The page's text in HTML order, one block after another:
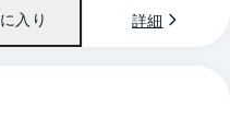
入り 詳細
/ 0 間取り